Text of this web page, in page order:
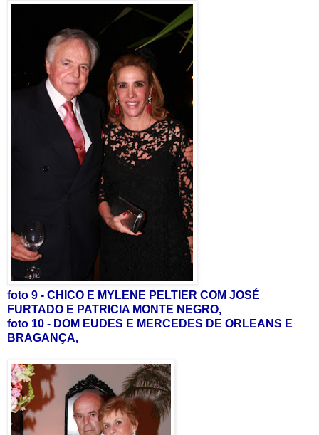
foto 9 - CHICO E MYLENE PELTIER COM JOSÉ
FURTADO E PATRICIA MONTE NEGRO,
foto 10 - DOM EUDES E MERCEDES DE ORLEANS E
BRAGANÇA,